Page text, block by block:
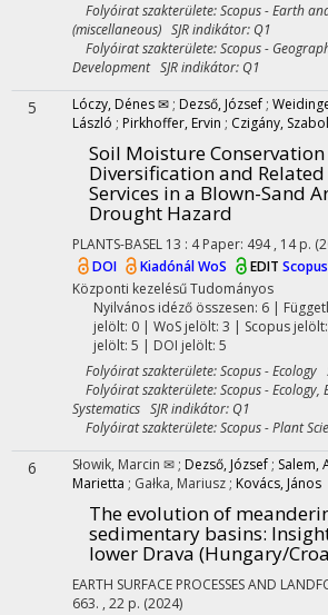
Folyóirat szakterülete: Scopus - Earth
(miscellaneous) SJR indikátor: Q1
Folyóirat szakterülete: Scopus -
Development SJR indikátor: Q1
5 Lóczy, Dénes ✉ ; Dezső, József ;
László ; Pirkhoffer, Ervin ; Czigány,
Soil Moisture
Diversification and
Services in a Blown-Sand
Drought Hazard
PLANTS-BASEL 13 : 4 Paper: 494 , 14 p.
DOI
KiadónálWoS EDIT Scopus
Központi kezelésűTudományos
Nyilvános idéző összesen: 6|
jelölt: 0 | WoS jelölt: 3 | Scopus
jelölt: 5 | DOI jelölt: 5
Folyóirat szakterülete: Scopus - Ecology
Folyóirat szakterülete: Scopus -
Systematics SJR indikátor: Q1
Folyóirat szakterülete: Scopus - Plant
6 Słowik, Marcin ✉ ; Dezső, József ; Salem,
Marietta ; Gałka, Mariusz ; Kovács, János
The evolution of
sedimentary basins:
lower Drava (Hungary/
EARTH SURFACE PROCESSES AND
663. , 22 p. (2024)